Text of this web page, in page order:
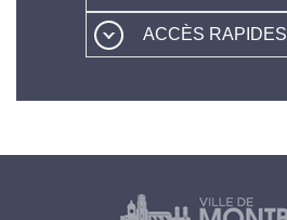
ACCÈS RAPIDES